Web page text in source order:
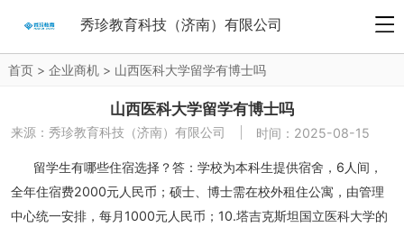
秀珍教育科技（济南）有限公司
首页> 企业商机> 山西医科大学留学有博士吗
山西医科大学留学有博士吗
来源： 秀珍教育科技（济南）有限公司 时间：2025-08-15
留学生有哪些住宿选择？答：学校为本科生提供宿舍，6人间，
全年住宿费2000元人民币；硕士、博士需在校外租住公寓，由管理
中心统一安排，每月1000元人民币；10.塔吉克斯坦国立医科大学的